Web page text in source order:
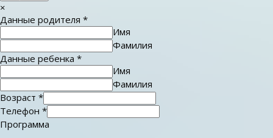
×
Данные родителя *
Имя
Фамилия
Данные ребенка *
Имя
Фамилия
Возраст *
Телефон *
Программа